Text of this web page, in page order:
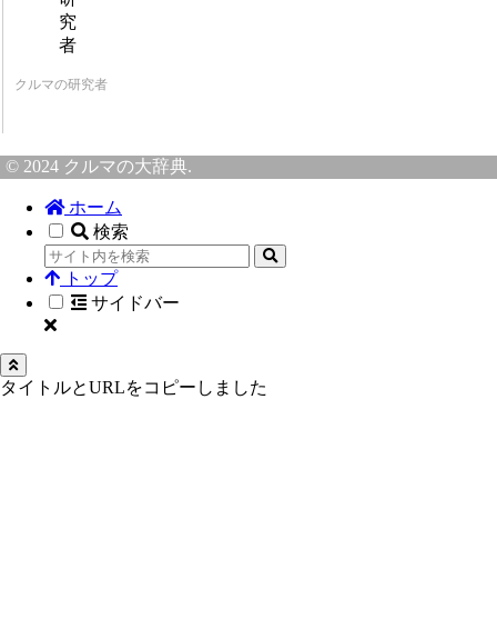
クルマの研究者
© 2024 クルマの大辞典.
ホーム
検索
トップ
サイドバー
タイトルとURLをコピーしました